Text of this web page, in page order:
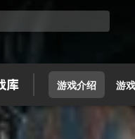
游戏介绍 游